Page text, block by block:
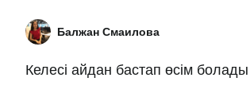
Балжан Смаилова
Келесі айдан бастап өсім болады